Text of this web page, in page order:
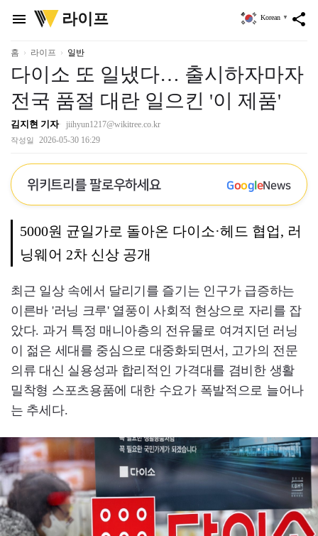
menu
위
키
리
라이프 share
Korean ▼
홈 라이프 일반
다이소 또 일냈다… 출시하자마자
전국 품절 대란 일으킨 '이 제품'
김지현 기자 jiihyun1217@wikitree.co.kr
작성일 2026-05-30 16:29
위키트리를 팔로우하세요 GoogleNews
5000원 균일가로 돌아온 다이소·헤드 협업, 러
닝웨어 2차 신상 공개
최근 일상 속에서 달리기를 즐기는 인구가 급증하는
이른바 '러닝 크루' 열풍이 사회적 현상으로 자리를 잡
았다. 과거 특정 매니아층의 전유물로 여겨지던 러닝
이 젊은 세대를 중심으로 대중화되면서, 고가의 전문
의류 대신 실용성과 합리적인 가격대를 겸비한 생활
밀착형 스포츠용품에 대한 수요가 폭발적으로 늘어나
는 추세다.